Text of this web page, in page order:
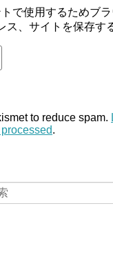
で使用するためブ
ス、サイトを保存す
to reduce spam.
.